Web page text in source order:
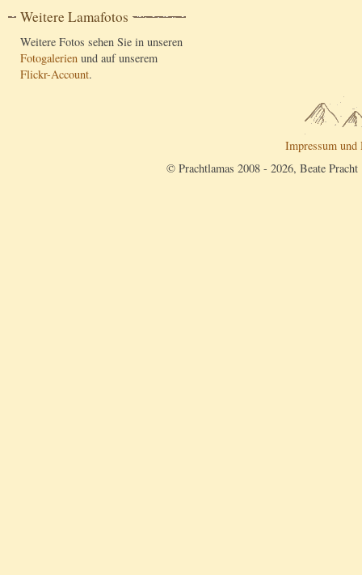
Weitere Lamafotos
Weitere Fotos sehen Sie in unseren
Fotogalerien und auf unserem
Flickr-Account.
Impressum und
© Prachtlamas 2008 - 2026, Beate Pracht